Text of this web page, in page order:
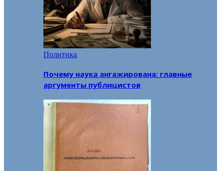
Политика
Почему наука ангажирована: главные
аргументы публицистов